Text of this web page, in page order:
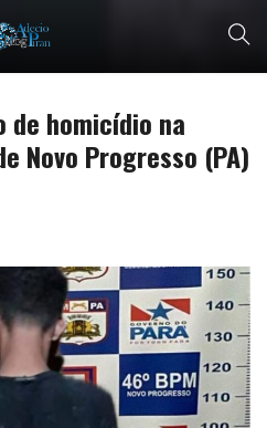
de homicídio na
Novo Progresso (PA)